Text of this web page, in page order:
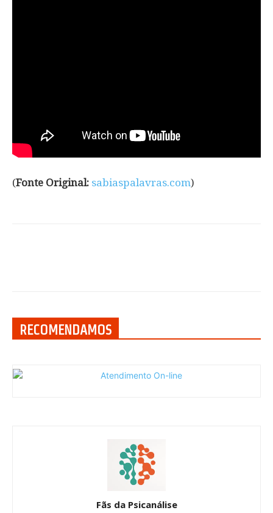
(Fonte Original: sabiaspalavras.com)
RECOMENDAMOS
Fãs da Psicanálise